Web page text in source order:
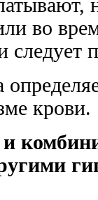
во
следует
крови.